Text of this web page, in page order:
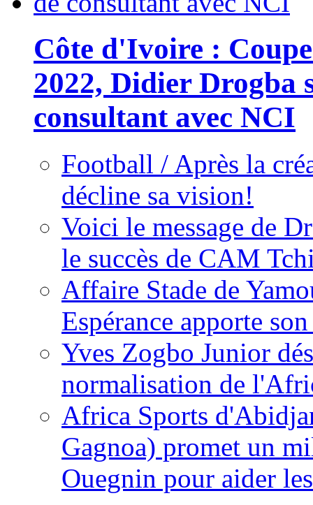
Côte d'Ivoire :
2022, Didier Drogba
consultant avec NCI
Football / Après la
décline sa vision!
Voici le message de
le succès de CAM
Affaire Stade de
Espérance apporte
Yves Zogbo Junior
normalisation de
Africa Sports
Gagnoa) promet un
Ouegnin pour aider